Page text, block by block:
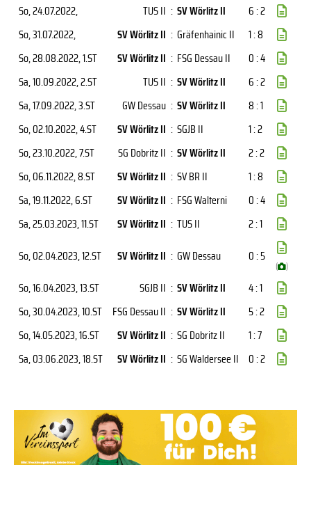
So, 24.07.2022, TUS II : SV Wörlitz II
6 : 2
So, 31.07.2022, SV Wörlitz II : Gräfenhainic II
1 : 8
So, 28.08.2022, 1.ST SV Wörlitz II : FSG Dessau II
0 : 4
Sa, 10.09.2022, 2.ST TUS II : SV Wörlitz II
6 : 2
Sa, 17.09.2022, 3.ST GW Dessau : SV Wörlitz II
8 : 1
So, 02.10.2022, 4.ST SV Wörlitz II : SGJB II
1 : 2
So, 23.10.2022, 7.ST SG Dobritz II : SV Wörlitz II
2 : 2
So, 06.11.2022, 8.ST SV Wörlitz II : SV BR II
1 : 8
Sa, 19.11.2022, 6.ST SV Wörlitz II : FSG Walterni
0 : 4
Sa, 25.03.2023, 11.ST SV Wörlitz II : TUS II
2 : 1
So, 02.04.2023, 12.ST SV Wörlitz II : GW Dessau 0 : 5
( )
So, 16.04.2023, 13.ST SGJB II : SV Wörlitz II
4 : 1
So, 30.04.2023, 10.ST FSG Dessau II : SV Wörlitz II
5 : 2
So, 14.05.2023, 16.ST SV Wörlitz II : SG Dobritz II
1 : 7
Sa, 03.06.2023, 18.ST SV Wörlitz II : SG Waldersee II 0 : 2